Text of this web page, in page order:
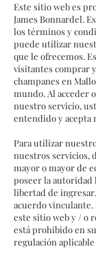
Este sitio web es
James Bonnardel.
los términos y
puede utilizar
que le ofrecemos.
visitantes comprar
champanes en
mundo. Al acceder
nuestro servicio,
entendido y acepta
Para utilizar
nuestros servicios,
mayor o mayor de
poseer la autoridad
libertad de
acuerdo
este sitio web y / o
está prohibido en
regulación